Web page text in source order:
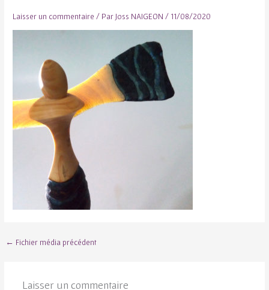
Laisser un commentaire / Par Joss NAIGEON / 11/08/2020
← Fichier média précédent
Laisser un commentaire